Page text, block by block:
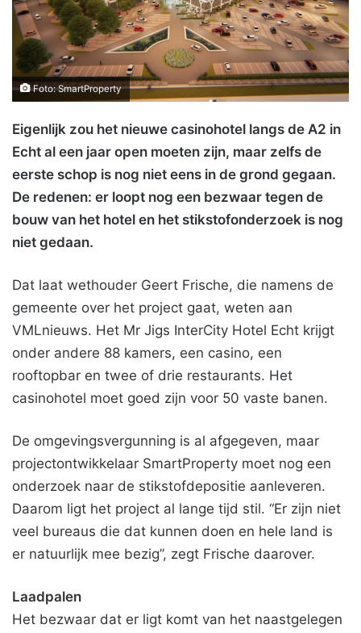
Foto: SmartProperty
Eigenlijk zou het nieuwe casinohotel langs de A2 in
Echt al een jaar open moeten zijn, maar zelfs de
eerste schop is nog niet eens in de grond gegaan.
De redenen: er loopt nog een bezwaar tegen de
bouw van het hotel en het stikstofonderzoek is nog
niet gedaan.
Dat laat wethouder Geert Frische, die namens de
gemeente over het project gaat, weten aan
VMLnieuws. Het Mr Jigs InterCity Hotel Echt krijgt
onder andere 88 kamers, een casino, een
rooftopbar en twee of drie restaurants. Het
casinohotel moet goed zijn voor 50 vaste banen.
De omgevingsvergunning is al afgegeven, maar
projectontwikkelaar SmartProperty moet nog een
onderzoek naar de stikstofdepositie aanleveren.
Daarom ligt het project al lange tijd stil. “Er zijn niet
veel bureaus die dat kunnen doen en hele land is
er natuurlijk mee bezig”, zegt Frische daarover.
Laadpalen
Het bezwaar dat er ligt komt van het naastgelegen